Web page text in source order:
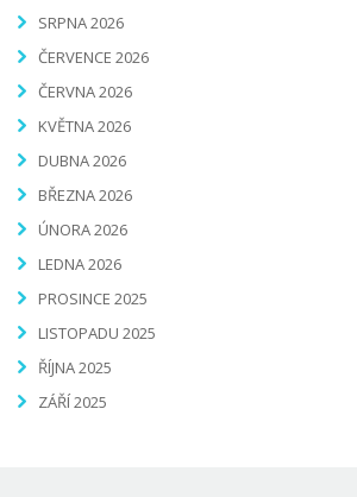
SRPNA 2026
ČERVENCE 2026
ČERVNA 2026
KVĚTNA 2026
DUBNA 2026
BŘEZNA 2026
ÚNORA 2026
LEDNA 2026
PROSINCE 2025
LISTOPADU 2025
ŘÍJNA 2025
ZÁŘÍ 2025